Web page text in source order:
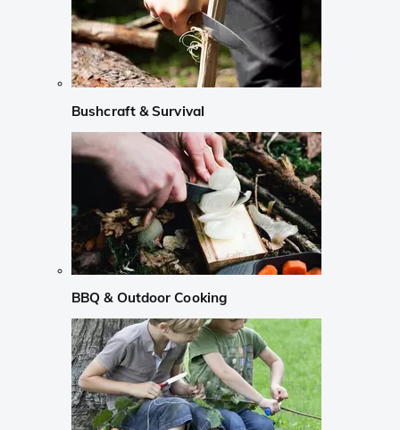
Bushcraft & Survival
BBQ & Outdoor Cooking